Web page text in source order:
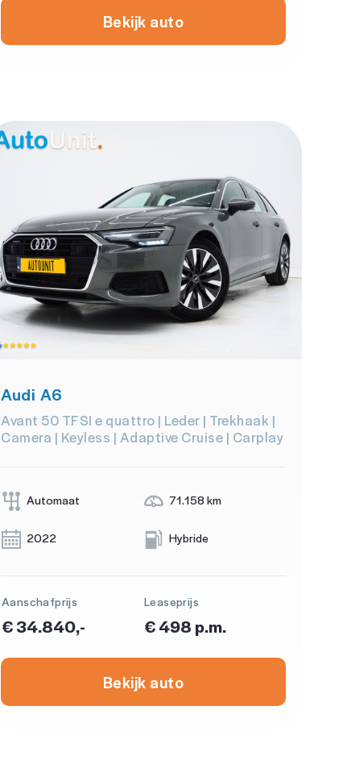
Bekijk auto
Audi A6
Avant 50 TFSI e quattro | Leder | Trekhaak |
Camera | Keyless | Adaptive Cruise | Carplay
Automaat 71.158 km
2022 Hybride
Aanschafprijs
€ 34.840,-
Leaseprijs
€ 498 p.m.
Bekijk auto